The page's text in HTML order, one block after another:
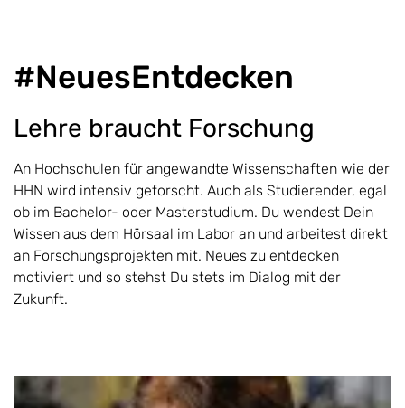
#NeuesEntdecken
Lehre braucht Forschung
An Hochschulen für angewandte Wissenschaften wie der
HHN wird intensiv geforscht. Auch als Studierender, egal
ob im Bachelor- oder Masterstudium. Du wendest Dein
Wissen aus dem Hörsaal im Labor an und arbeitest direkt
an Forschungsprojekten mit. Neues zu entdecken
motiviert und so stehst Du stets im Dialog mit der
Zukunft.